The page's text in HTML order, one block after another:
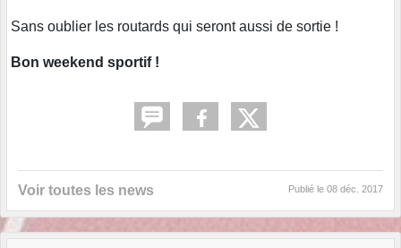
Sans oublier les routards qui seront aussi de sortie !
Bon weekend sportif !
Voir toutes les news Publié le 08 déc. 2017